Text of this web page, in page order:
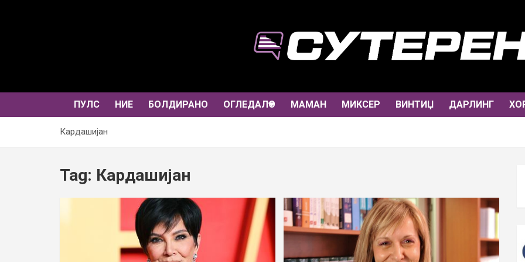
ПУЛС НИЕ БОЛДИРАНО ОГЛЕДАЛО МАМАН МИКСЕР ВИНТИЏ ДАРЛИНГ
Кардашијан
Tag: Кардашијан